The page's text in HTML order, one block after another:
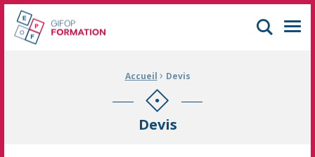
GIFOP Formation Centre de formation continue à Mulhouse
Accueil › Devis
Devis